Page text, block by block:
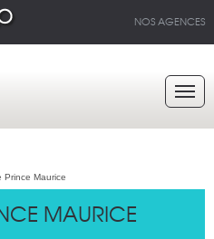
NOS AGENCES
MAURICE